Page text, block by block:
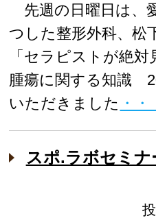
先週の日曜日は、
つした整形外科、松
「セラピストが絶
腫瘍に関する知識
いただきました ・
スポ.ラボセミナ